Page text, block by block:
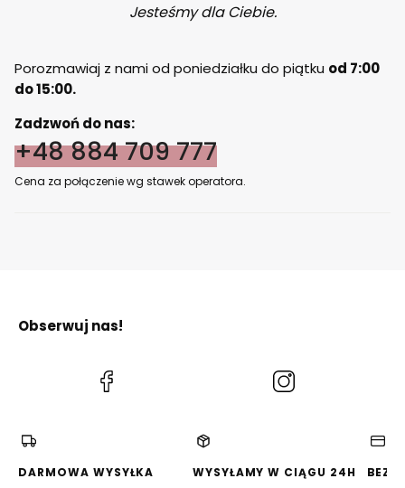
Jesteśmy dla Ciebie.
Porozmawiaj z nami od poniedziałku do piątku od 7:00
do 15:00.
Zadzwoń do nas:
+48 884 709 777
Cena za połączenie wg stawek operatora.
Obserwuj nas!
(Otwiera
DARMOWA WYSYŁKA
WYSYŁAMY W CIĄGU 24H